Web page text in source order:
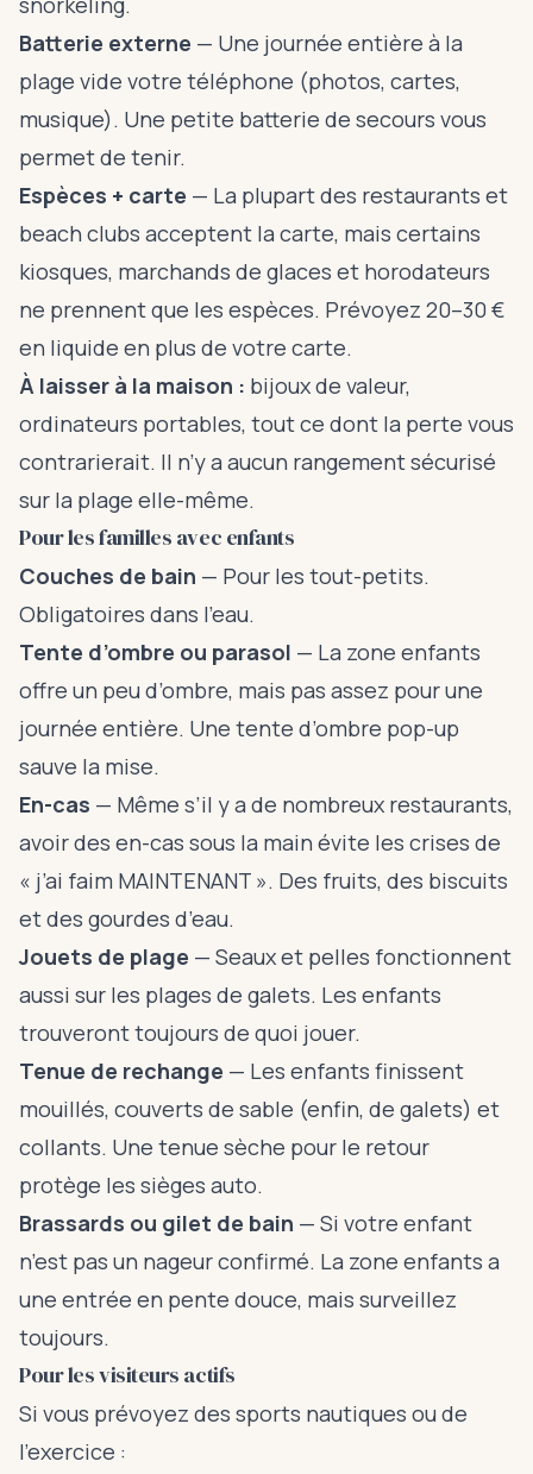
Batterie externe — Une journée entière à la
plage vide votre téléphone (photos, cartes,
musique). Une petite batterie de secours vous
permet de tenir.
Espèces + carte — La plupart des restaurants et
beach clubs acceptent la carte, mais certains
kiosques, marchands de glaces et horodateurs
ne prennent que les espèces. Prévoyez 20–30 €
en liquide en plus de votre carte.
À laisser à la maison : bijoux de valeur,
ordinateurs portables, tout ce dont la perte vous
contrarierait. Il n’y a aucun rangement sécurisé
sur la plage elle-même.
Pour les familles avec enfants
Couches de bain — Pour les tout-petits.
Obligatoires dans l’eau.
Tente d’ombre ou parasol — La zone enfants
offre un peu d’ombre, mais pas assez pour une
journée entière. Une tente d’ombre pop-up
sauve la mise.
En-cas — Même s’il y a de nombreux restaurants,
avoir des en-cas sous la main évite les crises de
« j’ai faim MAINTENANT ». Des fruits, des biscuits
et des gourdes d’eau.
Jouets de plage — Seaux et pelles fonctionnent
aussi sur les plages de galets. Les enfants
trouveront toujours de quoi jouer.
Tenue de rechange — Les enfants finissent
mouillés, couverts de sable (enfin, de galets) et
collants. Une tenue sèche pour le retour
protège les sièges auto.
Brassards ou gilet de bain — Si votre enfant
n’est pas un nageur confirmé. La zone enfants a
une entrée en pente douce, mais surveillez
toujours.
Pour les visiteurs actifs
Si vous prévoyez des sports nautiques ou de
l’exercice :